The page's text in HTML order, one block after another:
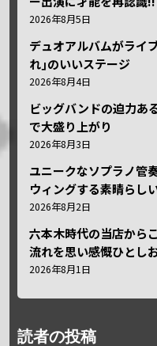
2026年8月5日
デュオアルバムがライ
れ｣のいいステージ
2026年8月4日
ビッグバンドの迫力あ
で大盛り上がり
2026年8月3日
ユニークなソプラノ管
ウィングする素晴らし
2026年8月2日
六本木時代の当店から
流れを思い感慨ひとし
2026年8月1日
読者の投稿